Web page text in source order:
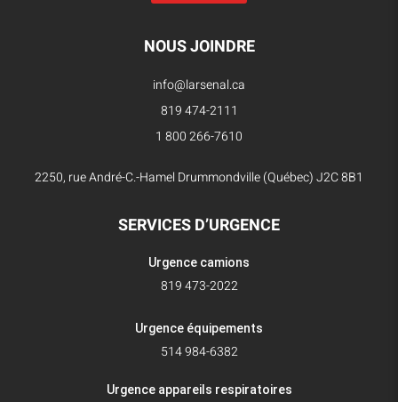
NOUS JOINDRE
info@larsenal.ca
819 474-2111
1 800 266-7610
2250, rue André-C.-Hamel Drummondville (Québec) J2C 8B1
SERVICES D’URGENCE
Urgence camions
819 473-2022
Urgence équipements
514 984-6382
Urgence appareils respiratoires